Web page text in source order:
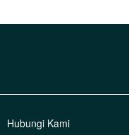
Hubungi Kami